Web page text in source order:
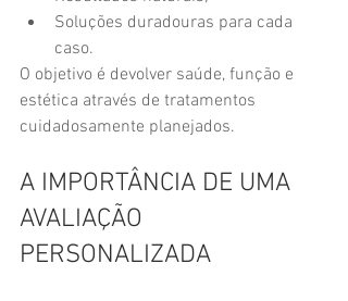
Soluções duradouras para cada
caso.
O objetivo é devolver saúde, função e
estética através de tratamentos
cuidadosamente planejados.
A IMPORTÂNCIA DE UMA
AVALIAÇÃO
PERSONALIZADA